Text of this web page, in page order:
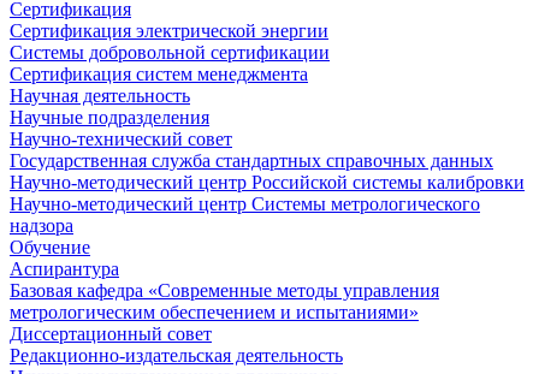
Сертификация
Сертификация электрической энергии
Системы добровольной сертификации
Сертификация систем менеджмента
Научная деятельность
Научные подразделения
Научно-технический совет
Государственная служба стандартных справочных данных
Научно-методический центр Российской системы калибровки
Научно-методический центр Системы метрологического
надзора
Обучение
Аспирантура
Базовая кафедра «Современные методы управления
метрологическим обеспечением и испытаниями»
Диссертационный совет
Редакционно-издательская деятельность